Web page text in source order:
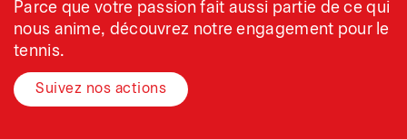
Gestion de patrimoine
À propos de nous
Devenir client
Parce que votre passion fait aussi partie de ce qui
nous anime, découvrez notre engagement pour le
tennis.
Suivez nos actions